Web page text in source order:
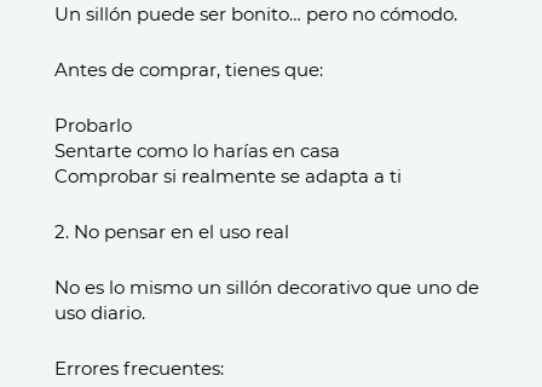
Un sillón puede ser bonito… pero no cómodo.
Antes de comprar, tienes que:
Probarlo
Sentarte como lo harías en casa
Comprobar si realmente se adapta a ti
2. No pensar en el uso real
No es lo mismo un sillón decorativo que uno de
uso diario.
Errores frecuentes: